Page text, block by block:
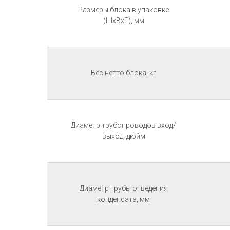
Размеры блока в упаковке
(ШхВхГ), мм
Вес нетто блока, кг
Диаметр трубопроводов вход/
выход, дюйм
Диаметр трубы отведения
конденсата, мм